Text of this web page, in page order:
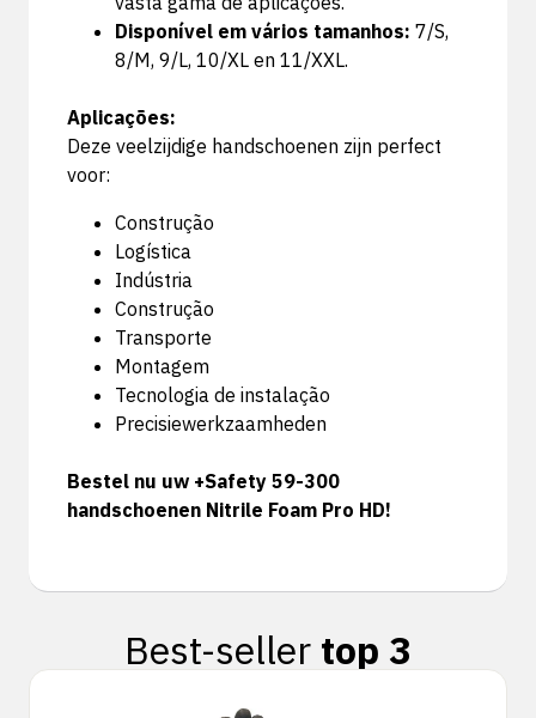
Disponível em vários tamanhos: 7/S,
8/M, 9/L, 10/XL en 11/XXL.
Aplicações:
Deze veelzijdige handschoenen zijn perfect
voor:
Construção
Logística
Indústria
Construção
Transporte
Montagem
Tecnologia de instalação
Precisiewerkzaamheden
Bestel nu uw +Safety 59-300
handschoenen Nitrile Foam Pro HD!
Best-seller top 3